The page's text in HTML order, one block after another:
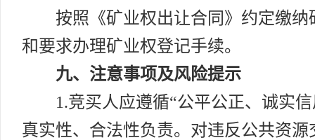
按照《矿业权出让合同》约定缴
和要求办理矿业权登记手续。
九、注意事项及风险提示
1.竞买人应遵循“公平公正、诚实
真实性、合法性负责。对违反公共资